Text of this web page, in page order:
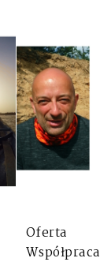
Oferta
Współpraca